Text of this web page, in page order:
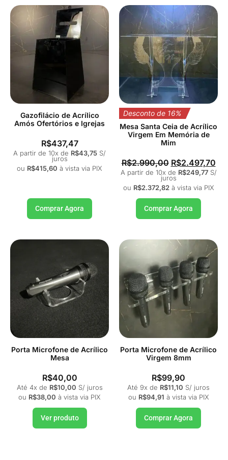
Gazofilácio de Acrílico
Amós Ofertórios e Igrejas
R$437,47
A partir de 10x de R$43,75 S/
juros
ou R$415,60 à vista via PIX
Comprar Agora
Desconto de 16%
Mesa Santa Ceia de Acrílico
Virgem Em Memória de
Mim
R$2.990,00 R$2.497,70
A partir de 10x de R$249,77 S/
juros
ou R$2.372,82 à vista via PIX
Comprar Agora
Porta Microfone de Acrílico
Mesa
R$40,00
Até 4x de R$10,00 S/ juros
ou R$38,00 à vista via PIX
Ver produto
Porta Microfone de Acrílico
Virgem 8mm
R$99,90
Até 9x de R$11,10 S/ juros
ou R$94,91 à vista via PIX
Comprar Agora